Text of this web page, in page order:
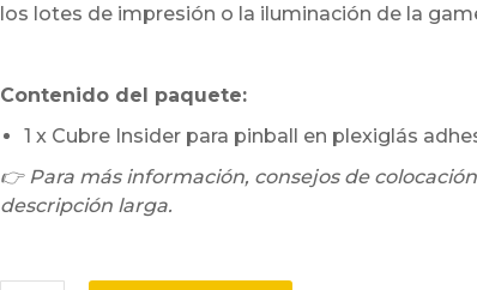
los lotes de impresión o la iluminación de la
Contenido del paquete:
1 x Cubre Insider para pinball en plexiglás
👉 Para más información, consejos de
descripción larga.